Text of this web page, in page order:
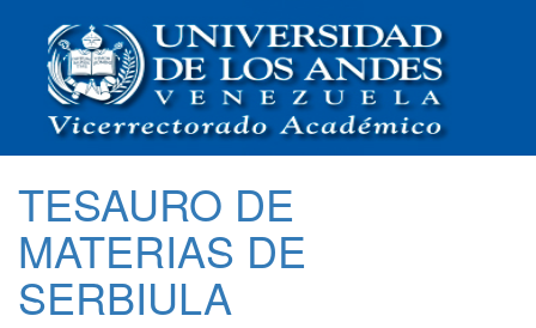
TESAURO DE
MATERIAS DE
SERBIULA